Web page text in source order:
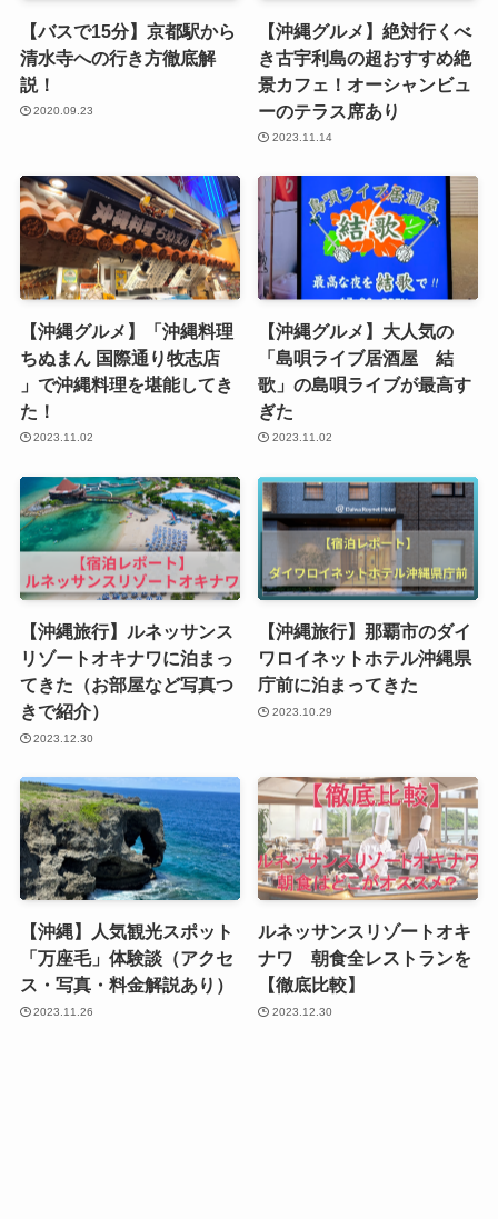
【バスで15分】京都駅から
清水寺への行き方徹底解
説！
2020.09.23
【沖縄グルメ】絶対行くべ
き古宇利島の超おすすめ絶
景カフェ！オーシャンビュ
ーのテラス席あり
2023.11.14
【沖縄グルメ】「沖縄料理
ちぬまん 国際通り牧志店
」で沖縄料理を堪能してき
た！
2023.11.02
【沖縄グルメ】大人気の
「島唄ライブ居酒屋 結
歌」の島唄ライブが最高す
ぎた
2023.11.02
【沖縄旅行】ルネッサンス
リゾートオキナワに泊まっ
てきた（お部屋など写真つ
きで紹介）
2023.12.30
【沖縄旅行】那覇市のダイ
ワロイネットホテル沖縄県
庁前に泊まってきた
2023.10.29
【沖縄】人気観光スポット
「万座毛」体験談（アクセ
ス・写真・料金解説あり）
2023.11.26
ルネッサンスリゾートオキ
ナワ 朝食全レストランを
【徹底比較】
2023.12.30